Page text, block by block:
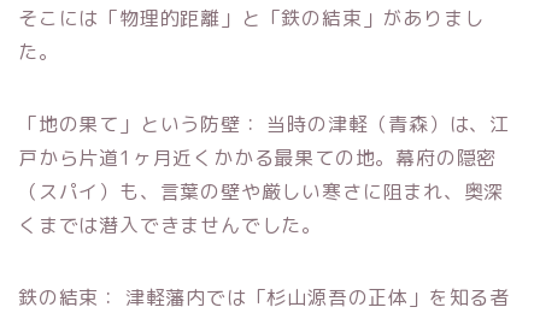
そこには「物理的距離」と「鉄の結束」がありまし
た。
「地の果て」という防壁： 当時の津軽（青森）は、江
戸から片道1ヶ月近くかかる最果ての地。幕府の隠密
（スパイ）も、言葉の壁や厳しい寒さに阻まれ、奥深
くまでは潜入できませんでした。
鉄の結束： 津軽藩内では「杉山源吾の正体」を知る者